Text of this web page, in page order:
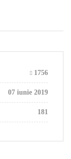
1756
07 iunie 2019
181